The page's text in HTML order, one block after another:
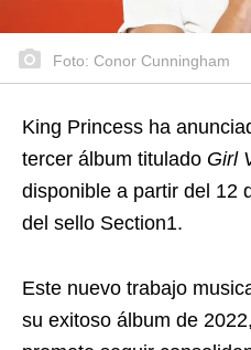
Foto: Conor Cunningham
King Princess ha
tercer álbum titulado Girl
disponible a partir del 12
del sello Section1.
Este nuevo trabajo
su exitoso álbum de 2022,